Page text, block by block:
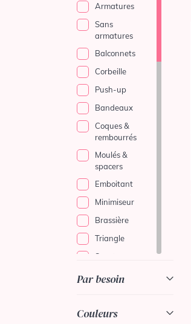
Armatures
Sans
armatures
Balconnets
Corbeille
Push-up
Bandeaux
Coques &
rembourrés
Moulés &
spacers
Emboitant
Minimiseur
Brassière
Triangle
Sport
Allaitement
Culotte
Par besoin
Couleurs